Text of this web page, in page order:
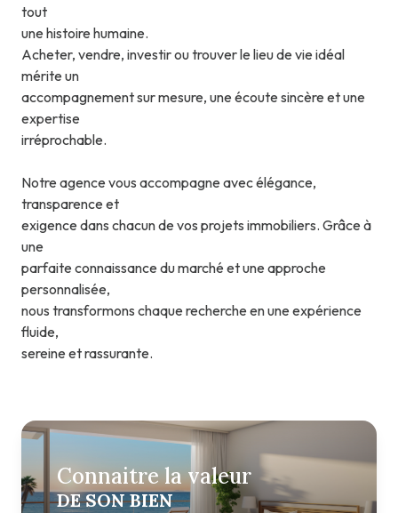
Connaitre la valeur
DE SON BIEN
tout
une histoire humaine.
Acheter, vendre, investir ou trouver le lieu de vie idéal
mérite un
accompagnement sur mesure, une écoute sincère et une
expertise
irréprochable.
Notre agence vous accompagne avec élégance,
transparence et
exigence dans chacun de vos projets immobiliers. Grâce à
une
parfaite connaissance du marché et une approche
personnalisée,
nous transformons chaque recherche en une expérience
fluide,
sereine et rassurante.